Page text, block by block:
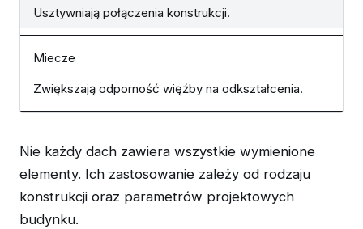
Usztywniają połączenia konstrukcji.
Miecze
Zwiększają odporność więźby na odkształcenia.
Nie każdy dach zawiera wszystkie wymienione
elementy. Ich zastosowanie zależy od rodzaju
konstrukcji oraz parametrów projektowych
budynku.